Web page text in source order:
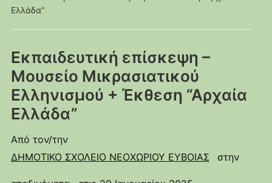
Ελλάδα”
Εκπαιδευτική επίσκεψη –
Μουσείο Μικρασιατικού
Ελληνισμού + Έκθεση “Αρχαία
Ελλάδα”
Από τον/την
ΔΗΜΟΤΙΚΟ ΣΧΟΛΕΙΟ ΝΕΟΧΩΡΙΟΥ ΕΥΒΟΙΑΣ
στην